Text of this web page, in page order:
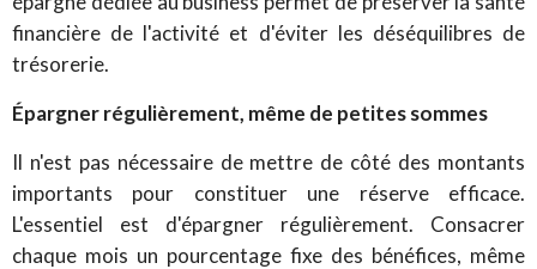
financière de l'activité et d'éviter les déséquilibres de
trésorerie.
Épargner régulièrement, même de petites sommes
Il n'est pas nécessaire de mettre de côté des montants
importants pour constituer une réserve efficace.
L'essentiel est d'épargner régulièrement. Consacrer
chaque mois un pourcentage fixe des bénéfices, même